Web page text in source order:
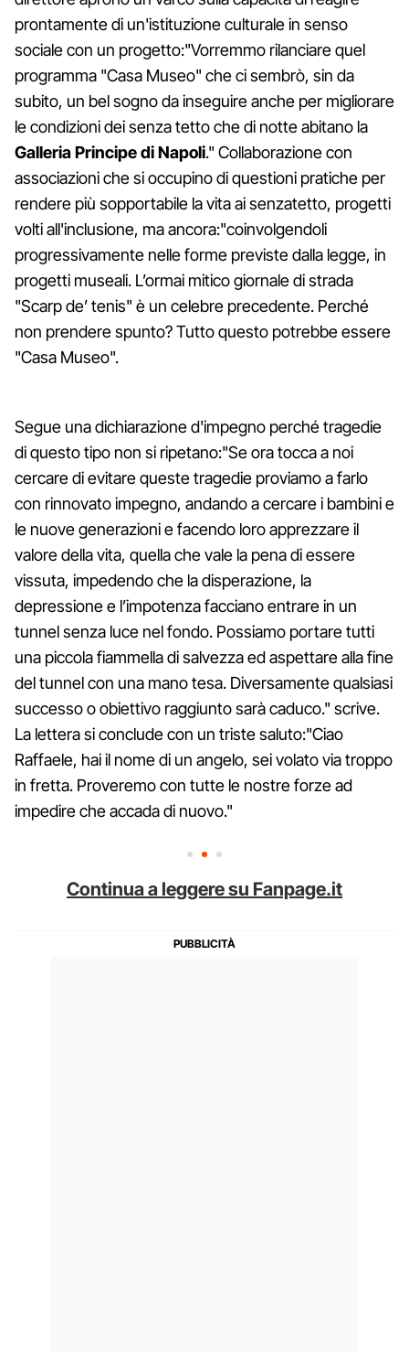
prontamente di un'istituzione culturale in senso
sociale con un progetto:"Vorremmo rilanciare quel
programma "Casa Museo" che ci sembrò, sin da
subito, un bel sogno da inseguire anche per migliorare
le condizioni dei senza tetto che di notte abitano la
Galleria Principe di Napoli." Collaborazione con
associazioni che si occupino di questioni pratiche per
rendere più sopportabile la vita ai senzatetto, progetti
volti all'inclusione, ma ancora:"coinvolgendoli
progressivamente nelle forme previste dalla legge, in
progetti museali. L’ormai mitico giornale di strada
"Scarp de’ tenis" è un celebre precedente. Perché
non prendere spunto? Tutto questo potrebbe essere
"Casa Museo".
Segue una dichiarazione d'impegno perché tragedie
di questo tipo non si ripetano:"Se ora tocca a noi
cercare di evitare queste tragedie proviamo a farlo
con rinnovato impegno, andando a cercare i bambini e
le nuove generazioni e facendo loro apprezzare il
valore della vita, quella che vale la pena di essere
vissuta, impedendo che la disperazione, la
depressione e l’impotenza facciano entrare in un
tunnel senza luce nel fondo. Possiamo portare tutti
una piccola fiammella di salvezza ed aspettare alla fine
del tunnel con una mano tesa. Diversamente qualsiasi
successo o obiettivo raggiunto sarà caduco." scrive.
La lettera si conclude con un triste saluto:"Ciao
Raffaele, hai il nome di un angelo, sei volato via troppo
in fretta. Proveremo con tutte le nostre forze ad
impedire che accada di nuovo."
Continua a leggere su Fanpage.it